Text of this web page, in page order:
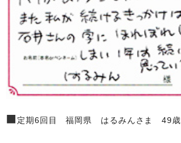
■定期6回目 福岡県 はるみんさま 49歳